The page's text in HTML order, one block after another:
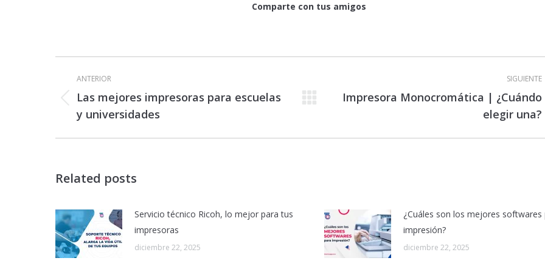
Comparte con tus amigos
Navegación
entre
publicaciones
ANTERIOR
Publicación
anterior:
Las mejores impresoras para escuelas
y universidades
SIGUIENTE
Publicación
Impresora Monocromática | ¿Cuándo
elegir una?
Related posts
Servicio técnico Ricoh, lo mejor para tus
impresoras
diciembre 22, 2025
¿Cuáles son los mejores softwares
impresión?
diciembre 22, 2025